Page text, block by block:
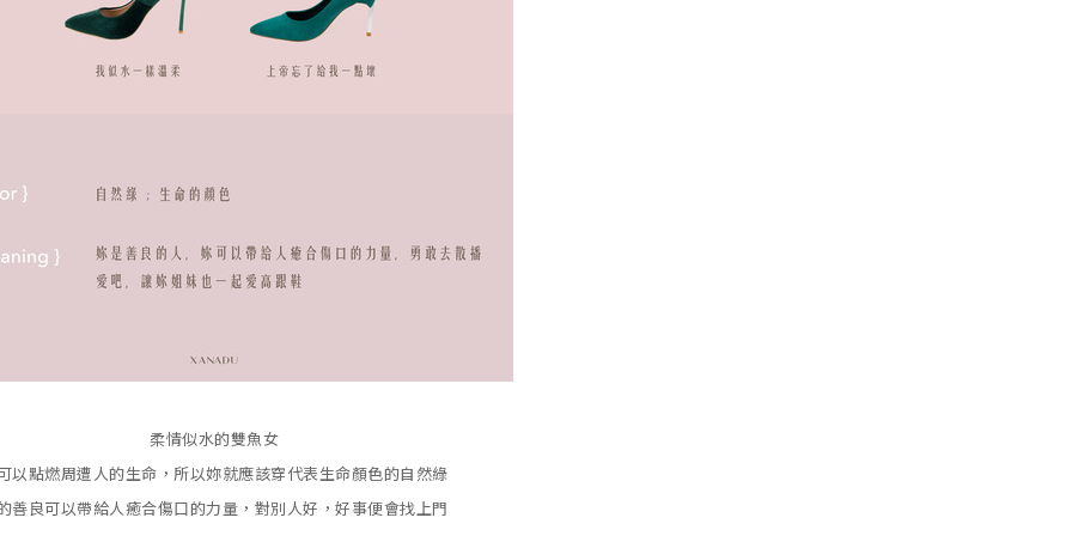
柔情似水的雙魚女
以點燃周遭人的生命，所以妳就應該穿代表生命顏色的自然綠
善良可以帶給人癒合傷口的力量，對別人好，好事便會找上門